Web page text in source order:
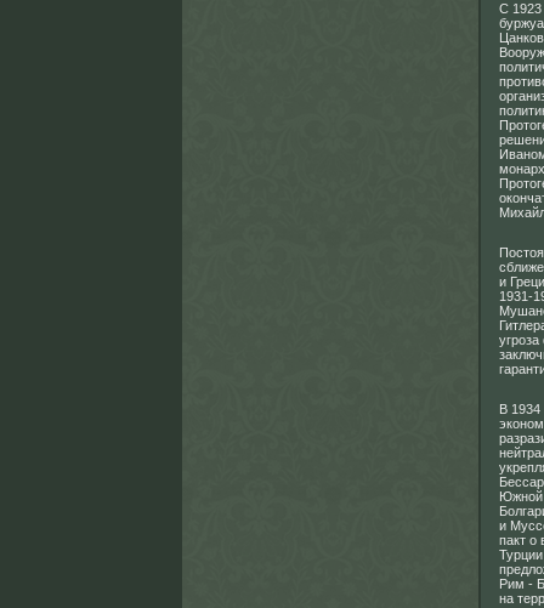
С 1923
и
1931-
В 1934
Южной
и
пакт о
Рим -
на